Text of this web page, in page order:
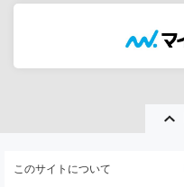
このサイトについて